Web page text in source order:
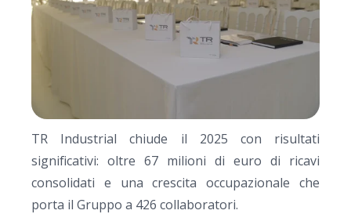
TR Industrial chiude il 2025 con risultati
significativi: oltre 67 milioni di euro di ricavi
consolidati e una crescita occupazionale che
porta il Gruppo a 426 collaboratori.